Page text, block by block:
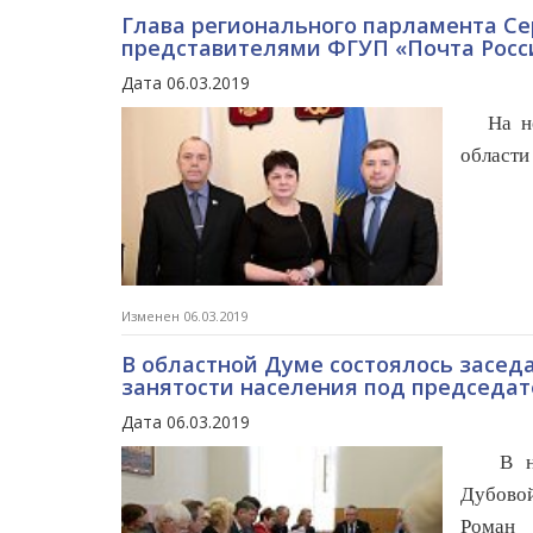
Глава регионального парламента
представителями ФГУП «Почта
Дата 06.03.2019
На
Изменен 06.03.2019
В областной Думе состоялось
занятости населения под
Дата 06.03.2019
В
Роман